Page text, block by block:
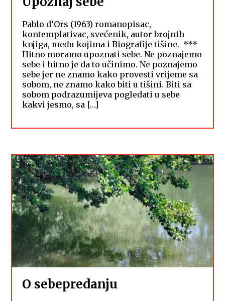
Pablo d’Ors (1963) romanopisac,
kontemplativac, svećenik, autor brojnih
knjiga, među kojima i Biografije tišine. ***
Hitno moramo upoznati sebe. Ne poznajemo
sebe i hitno je da to učinimo. Ne poznajemo
sebe jer ne znamo kako provesti vrijeme sa
sobom, ne znamo kako biti u tišini. Biti sa
sobom podrazumijeva pogledati u sebe
kakvi jesmo, sa […]
O sebepredanju